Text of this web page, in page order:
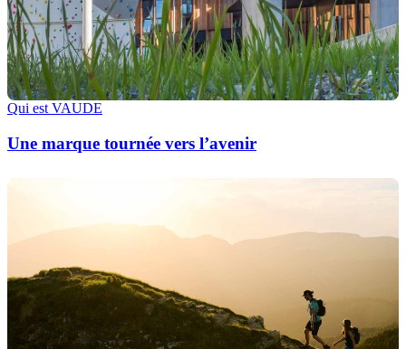
Qui est VAUDE
Une marque tournée vers l’avenir